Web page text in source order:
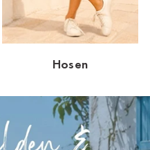
Hosen